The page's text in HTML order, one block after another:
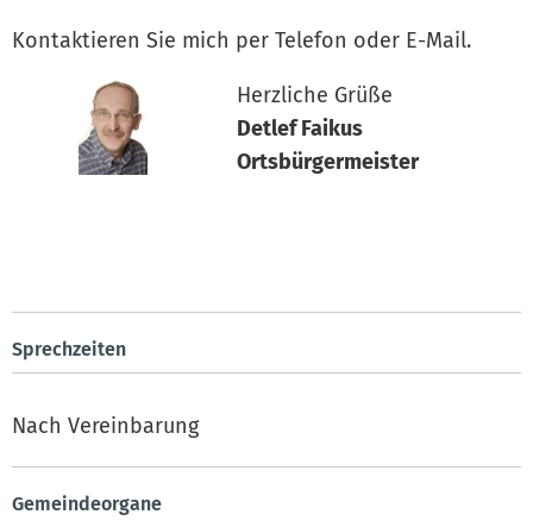
Kontaktieren Sie mich per Telefon oder E-Mail.
Herzliche Grüße
Detlef Faikus
Ortsbürgermeister
Sprechzeiten
Nach Vereinbarung
Gemeindeorgane